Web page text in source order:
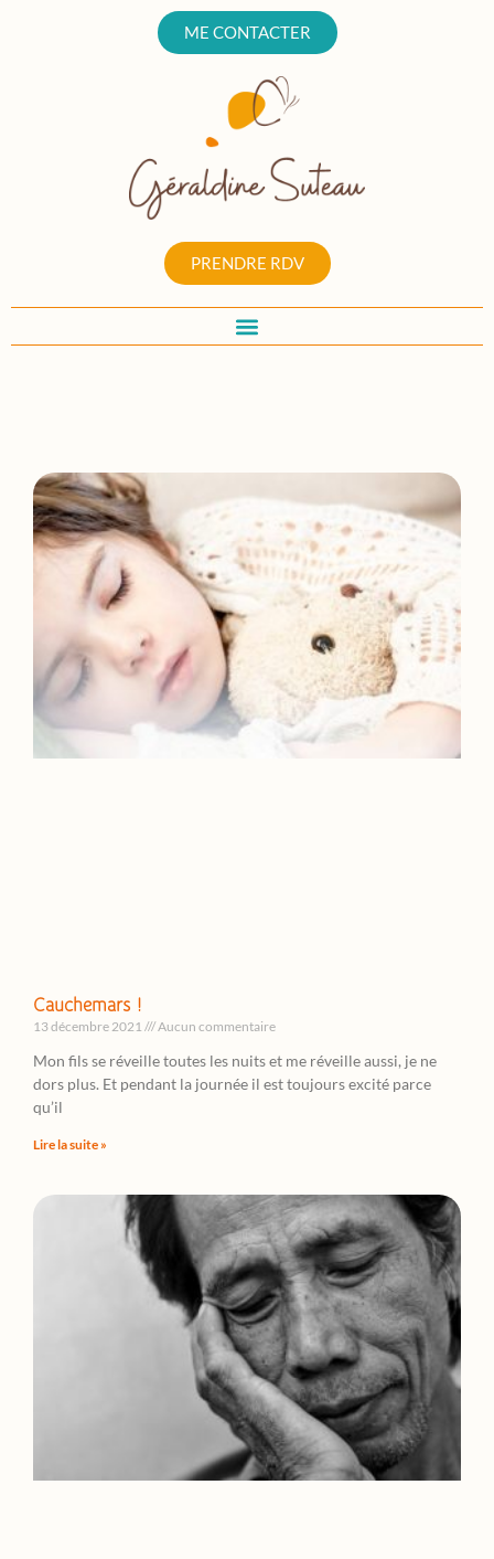
PRENDRE RDV
ME CONTACTER
Cauchemars !
13 décembre 2021 Aucun commentaire
Mon fils se réveille toutes les nuits et me réveille aussi, je ne
dors plus. Et pendant la journée il est toujours excité parce
qu’il
Lire la suite »